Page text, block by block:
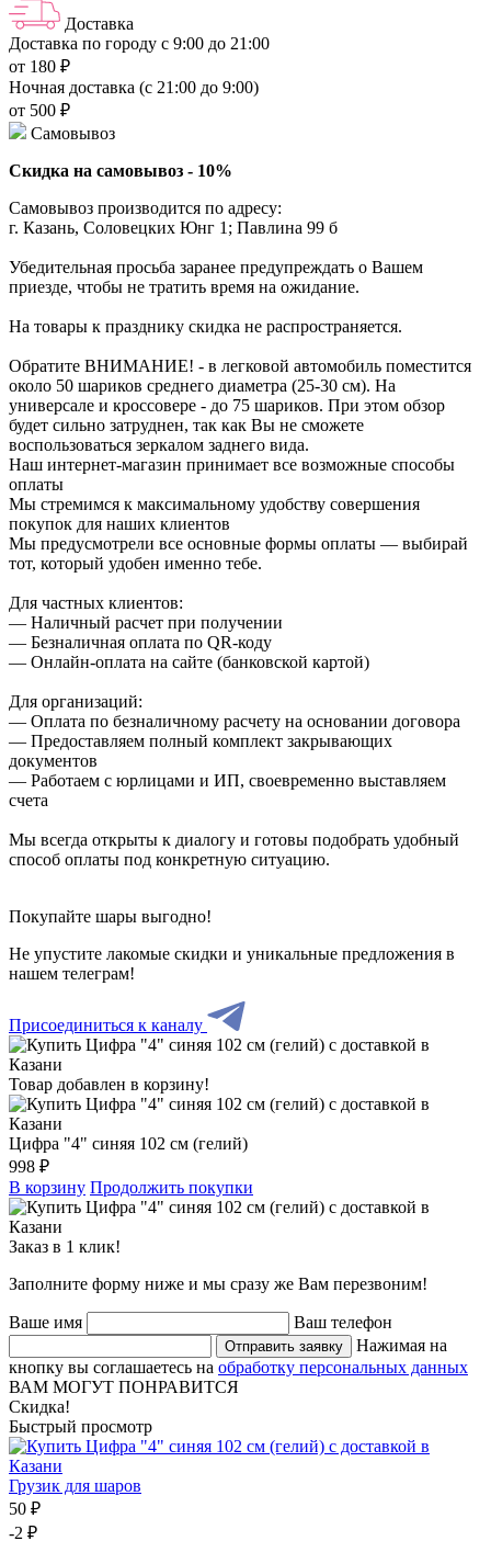
Доставка
Доставка по городу с 9:00 до 21:00
от 180 ₽
Ночная доставка (с 21:00 до 9:00)
от 500 ₽
Самовывоз
Скидка на самовывоз - 10%
Самовывоз производится по адресу:
г. Казань, Соловецких Юнг 1; Павлина 99 б
Убедительная просьба заранее предупреждать о Вашем
приезде, чтобы не тратить время на ожидание.
На товары к празднику скидка не распространяется.
Обратите ВНИМАНИЕ! - в легковой автомобиль поместится
около 50 шариков среднего диаметра (25-30 см). На
универсале и кроссовере - до 75 шариков. При этом обзор
будет сильно затруднен, так как Вы не сможете
воспользоваться зеркалом заднего вида.
Наш интернет-магазин принимает все возможные способы
оплаты
Мы стремимся к максимальному удобству совершения
покупок для наших клиентов
Мы предусмотрели все основные формы оплаты — выбирай
тот, который удобен именно тебе.
Для частных клиентов:
— Наличный расчет при получении
— Безналичная оплата по QR-коду
— Онлайн-оплата на сайте (банковской картой)
Для организаций:
— Оплата по безналичному расчету на основании договора
— Предоставляем полный комплект закрывающих
документов
— Работаем с юрлицами и ИП, своевременно выставляем
счета
Мы всегда открыты к диалогу и готовы подобрать удобный
способ оплаты под конкретную ситуацию.
Покупайте шары выгодно!
Не упустите лакомые скидки и уникальные предложения в
нашем телеграм!
Присоединиться к каналу
Товар добавлен в корзину!
Цифра "4" синяя 102 см (гелий)
998 ₽
В корзину Продолжить покупки
Заказ в 1 клик!
Заполните форму ниже и мы сразу же Вам перезвоним!
Ваше имя Ваш телефон
Отправить заявку
Нажимая на
кнопку вы соглашаетесь на обработку персональных данных
ВАМ МОГУТ ПОНРАВИТСЯ
Скидка!
Быстрый просмотр
Грузик для шаров
50 ₽
-2 ₽